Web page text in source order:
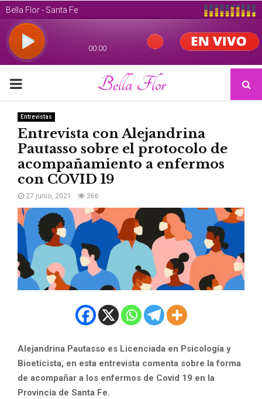
PRIMARY
MENU
Bella Flor
Entrevistas
Entrevista con Alejandrina
Pautasso sobre el protocolo de
acompañamiento a enfermos
con COVID 19
27 junio, 2021 366
Alejandrina Pautasso es Licenciada en Psicología y
Bioeticista, en esta entrevista comenta sobre la forma
de acompañar a los enfermos de Covid 19 en la
Provincia de Santa Fe.